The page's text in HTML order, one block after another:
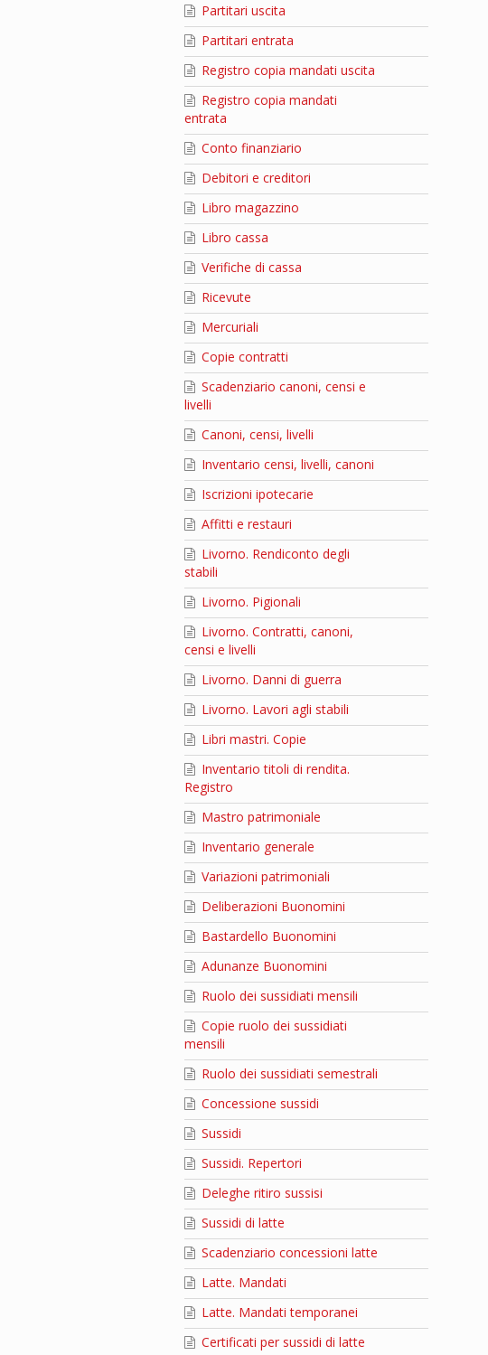
Partitari uscita
Partitari entrata
Registro copia mandati uscita
Registro copia mandati
entrata
Conto finanziario
Debitori e creditori
Libro magazzino
Libro cassa
Verifiche di cassa
Ricevute
Mercuriali
Copie contratti
Scadenziario canoni, censi e
livelli
Canoni, censi, livelli
Inventario censi, livelli, canoni
Iscrizioni ipotecarie
Affitti e restauri
Livorno. Rendiconto degli
stabili
Livorno. Pigionali
Livorno. Contratti, canoni,
censi e livelli
Livorno. Danni di guerra
Livorno. Lavori agli stabili
Libri mastri. Copie
Inventario titoli di rendita.
Registro
Mastro patrimoniale
Inventario generale
Variazioni patrimoniali
Deliberazioni Buonomini
Bastardello Buonomini
Adunanze Buonomini
Ruolo dei sussidiati mensili
Copie ruolo dei sussidiati
mensili
Ruolo dei sussidiati semestrali
Concessione sussidi
Sussidi
Sussidi. Repertori
Deleghe ritiro sussisi
Sussidi di latte
Scadenziario concessioni latte
Latte. Mandati
Latte. Mandati temporanei
Certificati per sussidi di latte